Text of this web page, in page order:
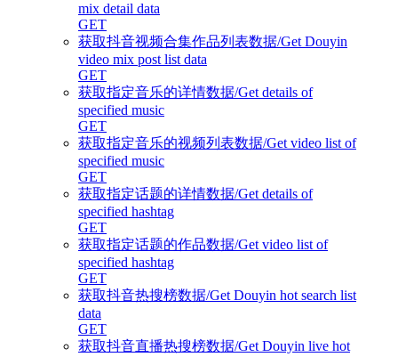
mix detail data
GET
获取抖音视频合集作品列表数据/Get Douyin
video mix post list data
GET
获取指定音乐的详情数据/Get details of
specified music
GET
获取指定音乐的视频列表数据/Get video list of
specified music
GET
获取指定话题的详情数据/Get details of
specified hashtag
GET
获取指定话题的作品数据/Get video list of
specified hashtag
GET
获取抖音热搜榜数据/Get Douyin hot search list
data
GET
获取抖音直播热搜榜数据/Get Douyin live hot